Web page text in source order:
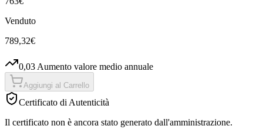
Venduto
789,32€
0,03 Aumento valore medio annuale
Aggiungi al Carrello
Certificato di Autenticità
Il certificato non è ancora stato generato dall'amministrazione.